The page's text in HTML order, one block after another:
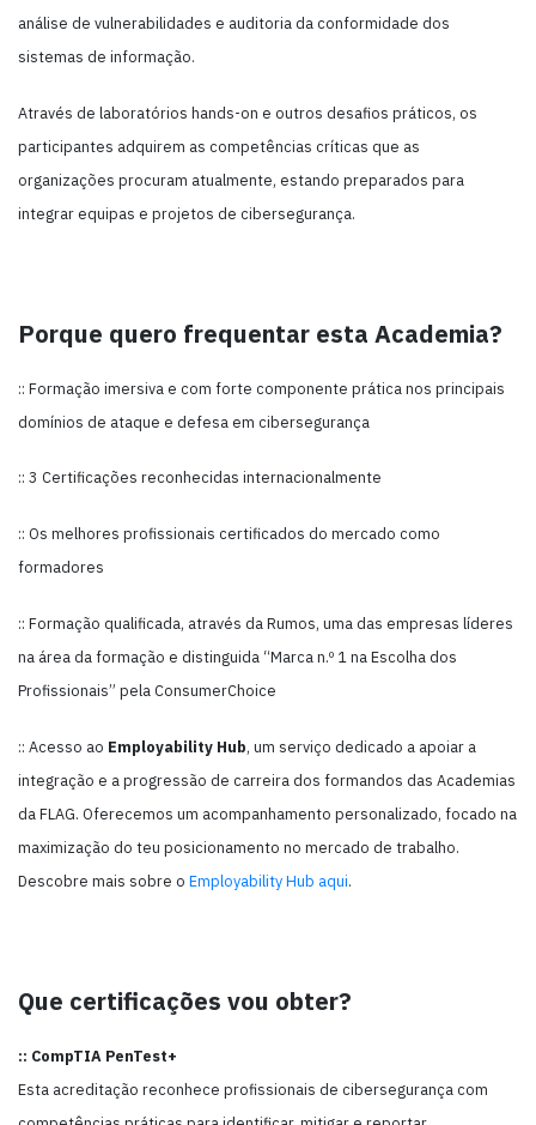
análise de vulnerabilidades e auditoria da conformidade dos
sistemas de informação.
Através de laboratórios hands-on e outros desafios práticos, os
participantes adquirem as competências críticas que as
organizações procuram atualmente, estando preparados para
integrar equipas e projetos de cibersegurança.
Porque quero frequentar esta Academia?
:: Formação imersiva e com forte componente prática nos principais
domínios de ataque e defesa em cibersegurança
:: 3 Certificações reconhecidas internacionalmente
:: Os melhores profissionais certificados do mercado como
formadores
:: Formação qualificada, através da Rumos, uma das empresas líderes
na área da formação e distinguida “Marca n.º 1 na Escolha dos
Profissionais” pela ConsumerChoice
:: Acesso ao Employability Hub, um serviço dedicado a apoiar a
integração e a progressão de carreira dos formandos das Academias
da FLAG. Oferecemos um acompanhamento personalizado, focado na
maximização do teu posicionamento no mercado de trabalho.
Descobre mais sobre o Employability Hub aqui.
Que certificações vou obter?
:: CompTIA PenTest+
Esta acreditação reconhece profissionais de cibersegurança com